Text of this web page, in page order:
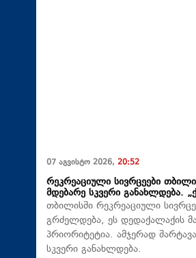
07 აგვისტო 2026, 20:52
რეკრეაციული სივრცეები
მდებარე სკვერი განახლდება.
თბილისში რეკრეაციული
გრძელდება, ეს დედაქალაქის
პრიორიტეტია. ამჯერად
სკვერი განახლდება.